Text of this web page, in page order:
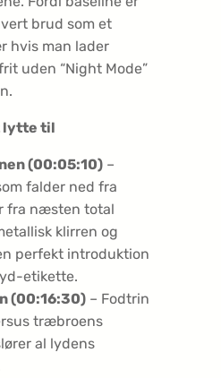
brud som et
hvis man lader
uden “Night Mode”
lytte til
(00:05:10) –
falder ned fra
fra næsten total
klirren og
perfekt introduktion
etikette.
(00:16:30) – Fodtrin
træbroens
al lydens